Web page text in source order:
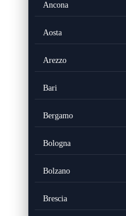
Ancona
Aosta
Arezzo
Bari
Bergamo
Bologna
Bolzano
Brescia